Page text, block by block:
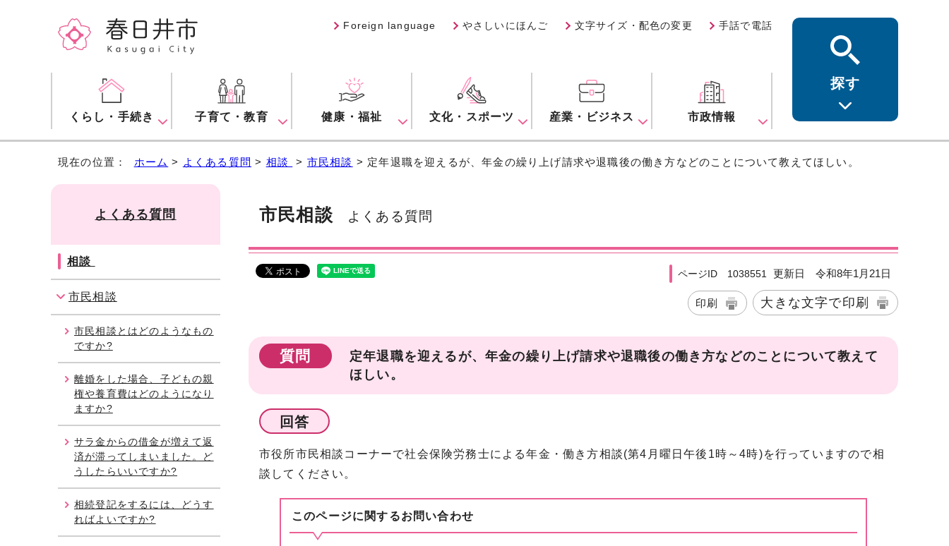
Foreign language やさしいにほんご 文字サイズ・配色の変更 手話で電話
くらし・手続き 子育て・教育 健康・福祉 文化・スポーツ 産業・ビジネス 市政情報
探す
現在の位置： ホーム > よくある質問 > 相談 > 市民相談 > 定年退職を迎えるが、年金の繰り上げ請求や退職後の働き方などのことについて教えてほしい。
市民相談 よくある質問
ページID 1038551 更新日 令和8年1月21日
印刷 大きな文字で印刷
質問
定年退職を迎えるが、年金の繰り上げ請求や退職後の働き方などのことについて教えて
ほしい。
回答
市役所市民相談コーナーで社会保険労務士による年金・働き方相談(第4月曜日午後1時～4時)を行っていますので相
談してください。
このページに関するお問い合わせ
よくある質問
相談
市民相談
市民相談とはどのようなもの
ですか?
離婚をした場合、子どもの親
権や養育費はどのようになり
ますか?
サラ金からの借金が増えて返
済が滞ってしまいました。ど
うしたらいいですか?
相続登記をするには、どうす
ればよいですか?